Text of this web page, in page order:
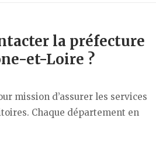
la préfecture
et-Loire ?
mission d’assurer les services
Chaque département en